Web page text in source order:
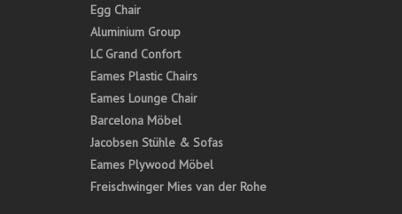
Egg Chair
Aluminium Group
LC Grand Confort
Eames Plastic Chairs
Eames Lounge Chair
Barcelona Möbel
Jacobsen Stühle & Sofas
Eames Plywood Möbel
Freischwinger Mies van der Rohe